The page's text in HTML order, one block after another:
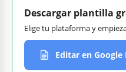
Descargar plantilla
Elige tu plataforma y
Editar en Google